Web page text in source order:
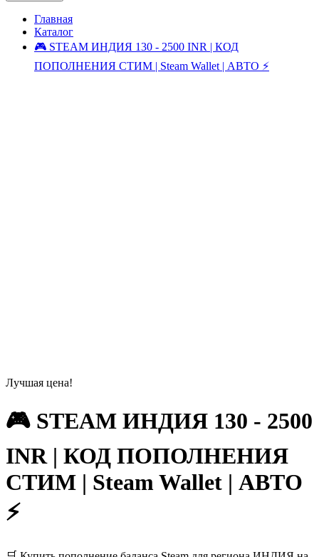
Главная
Каталог
🎮 STEAM ИНДИЯ 130 - 2500 INR | КОД
ПОПОЛНЕНИЯ СТИМ | Steam Wallet | АВТО ⚡
Лучшая цена!
🎮 STEAM ИНДИЯ 130 - 2500
INR | КОД ПОПОЛНЕНИЯ
СТИМ | Steam Wallet | АВТО
⚡